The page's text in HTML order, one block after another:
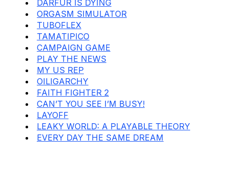
DARFUR IS DYING
ORGASM SIMULATOR
TUBOFLEX
TAMATIPICO
CAMPAIGN GAME
PLAY THE NEWS
MY US REP
OILIGARCHY
FAITH FIGHTER 2
CAN’T YOU SEE I’M BUSY!
LAYOFF
LEAKY WORLD: A PLAYABLE THEORY
EVERY DAY THE SAME DREAM